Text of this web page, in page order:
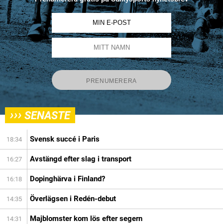
››› SENASTE
18:34 Svensk succé i Paris
16:27 Avstängd efter slag i transport
16:18 Dopinghärva i Finland?
14:35 Överlägsen i Redén-debut
14:31 Majblomster kom lös efter segern